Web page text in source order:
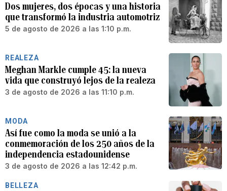
Dos mujeres, dos épocas y una historia
que transformó la industria automotriz
5 de agosto de 2026 a las 1:10 p.m.
REALEZA
Meghan Markle cumple 45: la nueva
vida que construyó lejos de la realeza
3 de agosto de 2026 a las 11:10 p.m.
MODA
Así fue como la moda se unió a la
conmemoración de los 250 años de la
independencia estadounidense
3 de agosto de 2026 a las 12:42 p.m.
BELLEZA